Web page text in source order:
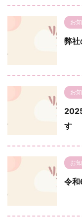
お
弊
お
す
お
令和